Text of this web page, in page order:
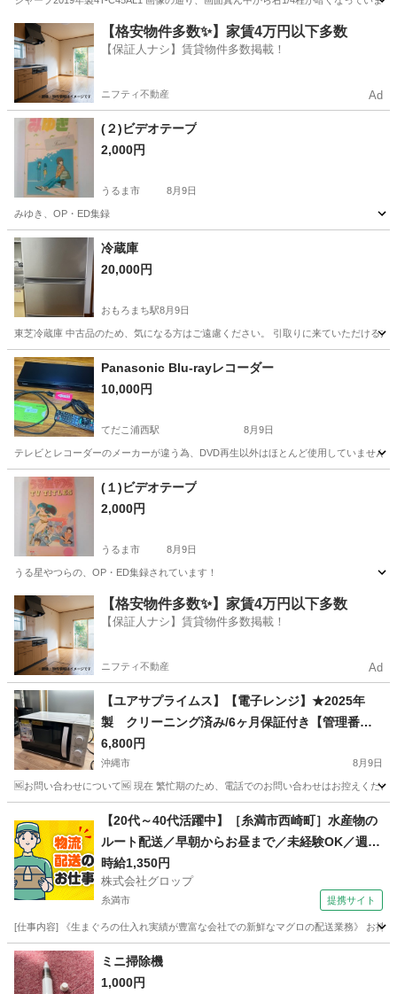
沖縄 中頭郡 てだこ浦西駅 テレビ 45インチ
【格安物件多数✨】家賃4万円以下多数
【保証人ナシ】賃貸物件多数掲載！
ニフティ不動産 Ad
(２)ビデオテープ
2,000円
うるま市 8月9日
みゆき、OP・ED集録
沖縄 うるま市 映像プレーヤー、レコーダー
冷蔵庫
20,000円
おもろまち駅8月9日
東芝冷蔵庫 中古品のため、気になる方はご遠慮ください。 引取りに来ていただける方
沖縄 那覇市
Panasonic Blu-rayレコーダー
10,000円
てだこ浦西駅 8月9日
テレビとレコーダーのメーカーが違う為、DVD再生以外はほとんど使用していません
沖縄 うるま市 てだこ浦西駅
(１)ビデオテープ
2,000円
うるま市 8月9日
うる星やつらの、OP・ED集録されています！
沖縄 うるま市 映像プレーヤー、レコーダー ビデオテープ
【格安物件多数✨】家賃4万円以下多数
【保証人ナシ】賃貸物件多数掲載！
ニフティ不動産 Ad
【ユアサプライムス】【電子レンジ】★2025年
製 クリーニング済み/6ヶ月保証付き【管理番号0
809】五
6,800円
沖縄市 8月9日
🆖お問い合わせについて🆖 現在 繁忙期のため、電話でのお問い合わせはお控えくだ
キッチン家電 ミライ
【20代～40代活躍中】［糸満市西崎町］水産物の
ルート配送／早朝からお昼まで／未経験OK／週休
2日／時給1,350円＋ガソリン代／正社員登用前提
時給1,350円
株式会社グロップ
糸満市 提携サイト
[仕事内容] 《生まぐろの仕入れ実績が豊富な会社での新鮮なマグロの配送業務》 お持
沖縄 糸満市 ドライバー
ミニ掃除機
1,000円